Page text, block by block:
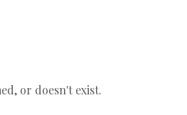
or doesn't exist.